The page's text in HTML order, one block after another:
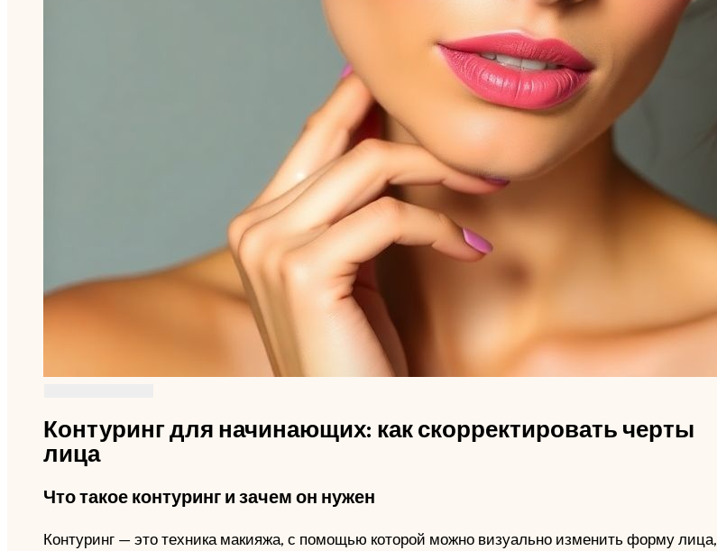
Контуринг для начинающих: как скорректировать черты
лица
Что такое контуринг и зачем он нужен
Контуринг — это техника макияжа, с помощью которой можно визуально изменить форму лица,